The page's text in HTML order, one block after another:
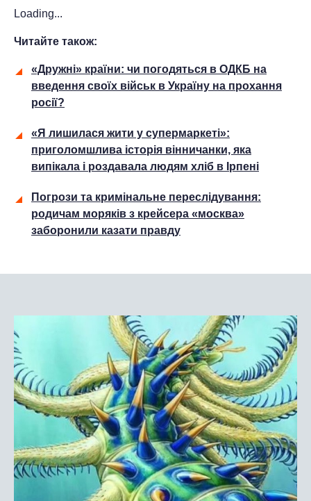
Loading...
Читайте також:
«Дружні» країни: чи погодяться в ОДКБ на
введення своїх військ в Україну на прохання
росії?
«Я лишилася жити у супермаркеті»:
приголомшлива історія вінничанки, яка
випікала і роздавала людям хліб в Ірпені
Погрози та кримінальне переслідування:
родичам моряків з крейсера «москва»
заборонили казати правду